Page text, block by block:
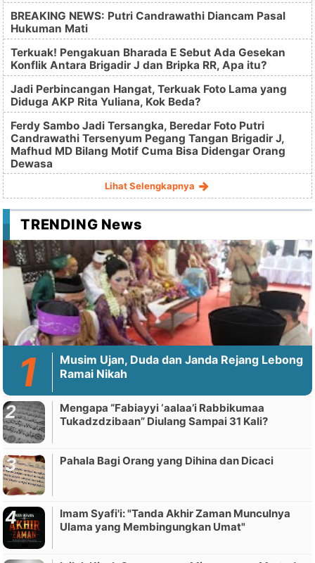
BREAKING NEWS: Putri Candrawathi Diancam Pasal
Hukuman Mati
Terkuak! Pengakuan Bharada E Sebut Ada Gesekan
Konflik Antara Brigadir J dan Bripka RR, Apa itu?
Jadi Perbincangan Hangat, Terkuak Foto Lama yang
Diduga AKP Rita Yuliana, Kok Beda?
Ferdy Sambo Jadi Tersangka, Beredar Foto Putri
Candrawathi Tersenyum Pegang Tangan Brigadir J,
Mafhud MD Bilang Motif Cuma Bisa Didengar Orang
Dewasa
Lihat Selengkapnya
TRENDING News
Musim Ujan, Duda dan Janda Rejang Lebong
Ramai Nikah
Mengapa “Fabiayyi ‘aalaa’i Rabbikumaa
Tukadzdzibaan” Diulang Sampai 31 Kali?
Pahala Bagi Orang yang Dihina dan Dicaci
Imam Syafi'i: "Tanda Akhir Zaman Munculnya
Ulama yang Membingungkan Umat"